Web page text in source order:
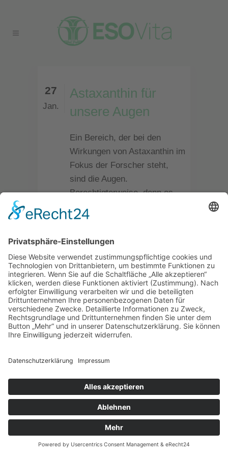
27
Jan.
Astaxanthin für
unsere Augen
Ein Bereich, der bei den
Wirkungen von Astaxanthin im
Fokus der Forscher steht,
sind die Augen.
Berechtigterweise, denn es
gibt nicht nur eine Reihe von
positiven Erfahrungen von
Augengesundheit, sondern
auch Studien, die eine
Wirkung auf die Augen
belegen – sowohl bei
Augenleiden...
11:52 / Astaxanthin